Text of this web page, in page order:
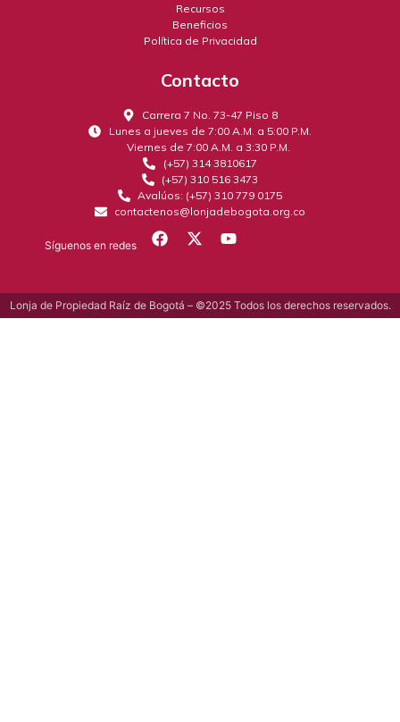
Recursos
Beneficios
Política de Privacidad
Contacto
Carrera 7 No. 73-47 Piso 8
Lunes a jueves de 7:00 A.M. a 5:00 P.M.
Viernes de 7:00 A.M. a 3:30 P.M.
(+57) 314 3810617
(+57) 310 516 3473
Avalúos: (+57) 310 779 0175
contactenos@lonjadebogota.org.co
Síguenos en redes
Lonja de Propiedad Raíz de Bogotá – ©2025 Todos los derechos reservados.